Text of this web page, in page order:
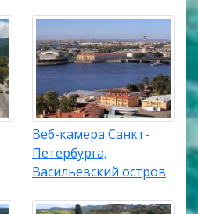
Веб-камера Санкт-
Петербурга,
Васильевский остров